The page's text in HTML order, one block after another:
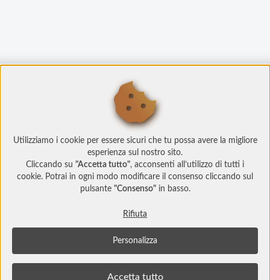
© Copyright 2022 Social Play
info@studiweb.it - P.iva/C.f. IT05983000729
Utilizziamo i cookie per essere sicuri che tu possa avere la migliore
esperienza sul nostro sito.
Cliccando su "Accetta tutto", acconsenti all’utilizzo di tutti i
cookie. Potrai in ogni modo modificare il consenso cliccando sul
pulsante "Consenso"in basso.
Rifiuta
Personalizza
Accetta tutto